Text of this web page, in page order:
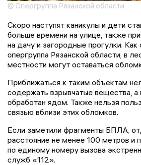
© Опергруппа Рязанской области
Скоро наступят каникулы и дети
больше времени на улице, также
на дачу и загородные прогулки.
опергруппа Рязанской области, в
местности могут оставаться
Приближаться к таким объектам
содержать взрывчатые вещества,
обработан ядом. Также нельзя
связью вблизи этих обломков.
Если заметили фрагменты БПЛА,
расстояние не менее 100 метров и
по единому номеру вызова
служб «112».